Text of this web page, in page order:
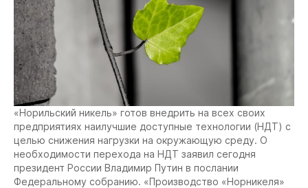
«Норильский никель» готов внедрить на всех своих
предприятиях наилучшие доступные технологии (НДТ) с
целью снижения нагрузки на окружающую среду. О
необходимости перехода на НДТ заявил сегодня
президент России Владимир Путин в послании
Федеральному собранию. «Производство «Норникеля»